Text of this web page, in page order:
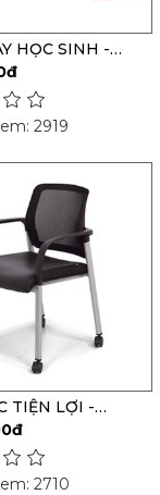
HỌC SINH -
2919
TIỆN LỢI -
2710